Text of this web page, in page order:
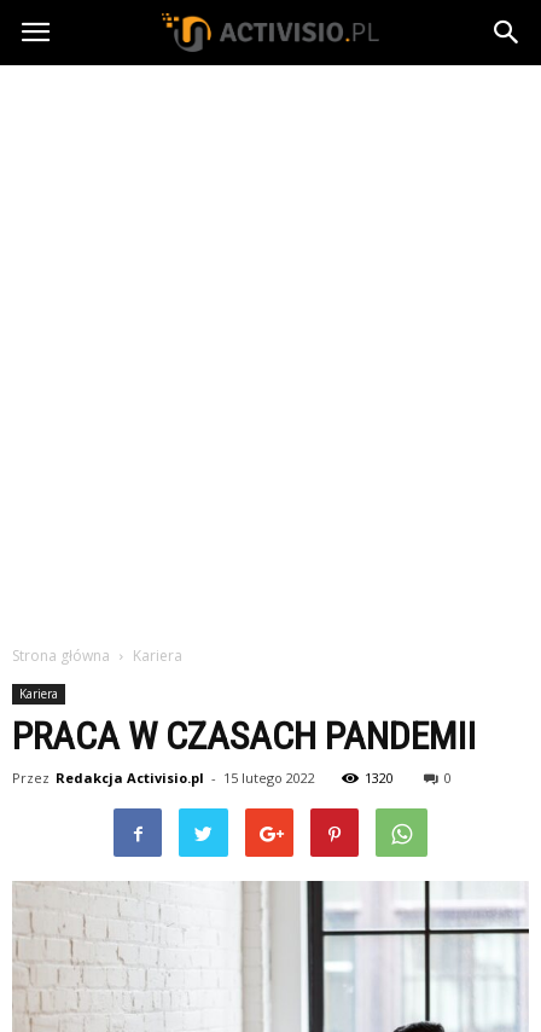
Activisio.pl
Strona główna Kariera
Kariera
PRACA W CZASACH PANDEMII
Przez Redakcja Activisio.pl - 15 lutego 2022 1320 0